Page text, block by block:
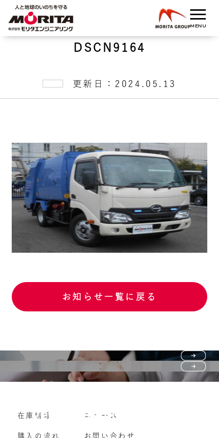
DSCN9164
更新日：2024.05.13
お知らせ一覧に戻る
購入の流れ
よくいただくご質問
Vehicle purchase
車両買い取り
在庫情報
購入の流れ
ニュース
お問い合わせ